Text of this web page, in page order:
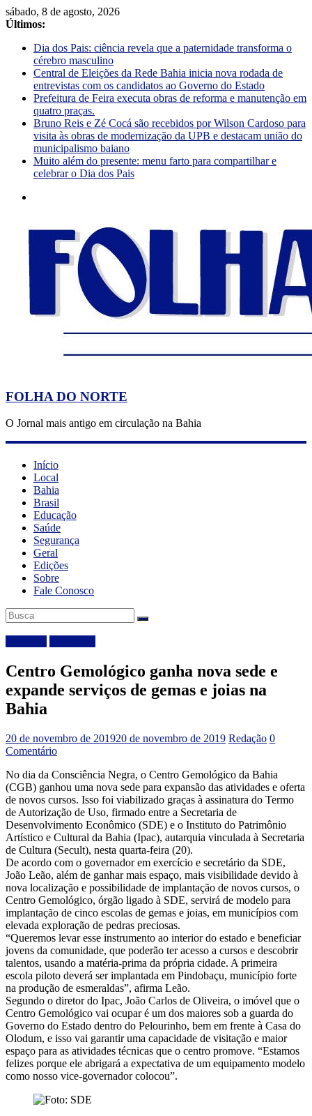
sábado, 8 de agosto, 2026
Últimos:
Dia dos Pais: ciência revela que a paternidade transforma o
cérebro masculino
Central de Eleições da Rede Bahia inicia nova rodada de
entrevistas com os candidatos ao Governo do Estado
Prefeitura de Feira executa obras de reforma e manutenção em
quatro praças.
Bruno Reis e Zé Cocá são recebidos por Wilson Cardoso para
visita às obras de modernização da UPB e destacam união do
municipalismo baiano
Muito além do presente: menu farto para compartilhar e
celebrar o Dia dos Pais
FOLHA DO NORTE
O Jornal mais antigo em circulação na Bahia
Início
Local
Bahia
Brasil
Educação
Saúde
Segurança
Geral
Edições
Sobre
Fale Conosco
Centro Gemológico ganha nova sede e
expande serviços de gemas e joias na
Bahia
20 de novembro de 201920 de novembro de 2019 Redação 0
Comentário
No dia da Consciência Negra, o Centro Gemológico da Bahia
(CGB) ganhou uma nova sede para expansão das atividades e oferta
de novos cursos. Isso foi viabilizado graças à assinatura do Termo
de Autorização de Uso, firmado entre a Secretaria de
Desenvolvimento Econômico (SDE) e o Instituto do Patrimônio
Artístico e Cultural da Bahia (Ipac), autarquia vinculada à Secretaria
de Cultura (Secult), nesta quarta-feira (20).
De acordo com o governador em exercício e secretário da SDE,
João Leão, além de ganhar mais espaço, mais visibilidade devido à
nova localização e possibilidade de implantação de novos cursos, o
Centro Gemológico, órgão ligado à SDE, servirá de modelo para
implantação de cinco escolas de gemas e joias, em municípios com
elevada exploração de pedras preciosas.
“Queremos levar esse instrumento ao interior do estado e beneficiar
jovens da comunidade, que poderão ter acesso a cursos e descobrir
talentos, usando a matéria-prima da própria cidade. A primeira
escola piloto deverá ser implantada em Pindobaçu, município forte
na produção de esmeraldas”, afirma Leão.
Segundo o diretor do Ipac, João Carlos de Oliveira, o imóvel que o
Centro Gemológico vai ocupar é um dos maiores sob a guarda do
Governo do Estado dentro do Pelourinho, bem em frente à Casa do
Olodum, e isso vai garantir uma capacidade de visitação e maior
espaço para as atividades técnicas que o centro promove. “Estamos
felizes porque ele abrigará a expectativa de um equipamento modelo
como nosso vice-governador colocou”.